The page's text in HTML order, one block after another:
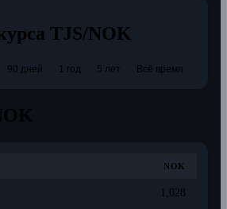
TJS/NOK
90 дней 1 год 5 лет Всё время
NOK
1,028